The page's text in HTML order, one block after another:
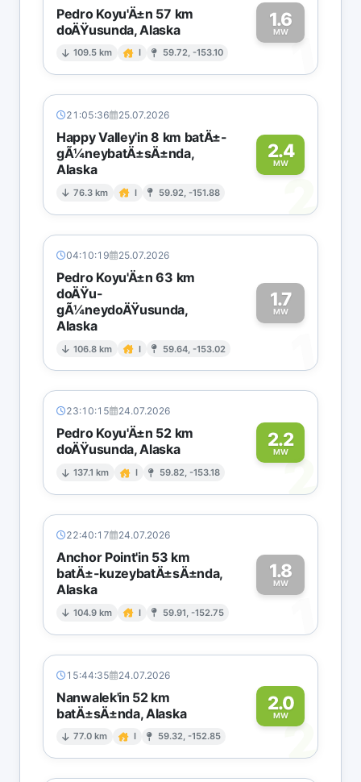
Pedro Koyu'Ä±n 57 km
doÄŸusunda, Alaska
109.5 km I 59.72, -153.10
1.6
MW1
21:05:36 25.07.2026
Happy Valley'in 8 km batÄ±-
gÃ¼neybatÄ±sÄ±nda,
Alaska
76.3 km I 59.92, -151.88
2.4
MW
2
04:10:19 25.07.2026
Pedro Koyu'Ä±n 63 km
doÄŸu-
gÃ¼neydoÄŸusunda,
Alaska
106.8 km I 59.64, -153.02
1.7
MW
1
23:10:15 24.07.2026
Pedro Koyu'Ä±n 52 km
doÄŸusunda, Alaska
137.1 km I 59.82, -153.18
2.2
MW2
22:40:17 24.07.2026
Anchor Point'in 53 km
batÄ±-kuzeybatÄ±sÄ±nda,
Alaska
104.9 km I 59.91, -152.75
1.8
MW
1
15:44:35 24.07.2026
Nanwalek'in 52 km
batÄ±sÄ±nda, Alaska
77.0 km I 59.32, -152.85
2.0
MW2